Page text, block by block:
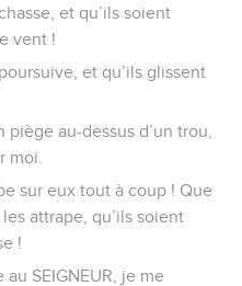
et qu’ils soient
vent !
et qu’ils glissent
piège au-dessus d’un trou,
moi.
sur eux tout à coup ! Que
attrape, qu’ils soient
!
SEIGNEUR, je me